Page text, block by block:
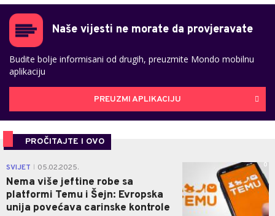
Naše vijesti ne morate da provjeravate
Budite bolje informisani od drugih, preuzmite Mondo mobilnu
aplikaciju
PREUZMI APLIKACIJU
PROČITAJTE I OVO
SVIJET 05.02.2025.
Nema više jeftine robe sa
platformi Temu i Šejn: Evropska
unija povećava carinske kontrole
0